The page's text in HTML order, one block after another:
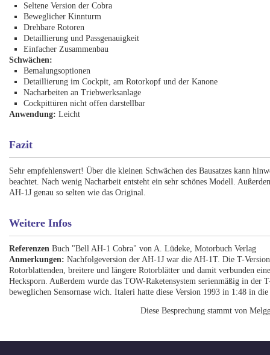
Seltene Version der Cobra
Beweglicher Kinnturm
Drehbare Rotoren
Detaillierung und Passgenauigkeit
Einfacher Zusammenbau
Schwächen:
Bemalungsoptionen
Detaillierung im Cockpit, am Rotorkopf und der Kanone
Nacharbeiten an Triebwerksanlage
Cockpittüren nicht offen darstellbar
Anwendung:Leicht
Fazit
Sehr empfehlenswert! Über die kleinen Schwächen des Bausatzes kann
beachtet. Nach wenig Nacharbeit entsteht ein sehr schönes Modell.
AH-1J genau so selten wie das Original.
Weitere Infos
Referenzen Buch "Bell AH-1 Cobra" von A. Lüdeke, Motorbuch Verlag
Anmerkungen:Nachfolgeversion der AH-1J war die AH-1T. Die T-
Rotorblattenden, breitere und längere Rotorblätter und damit verbunden
Hecksporn. Außerdem wurde das TOW-Raketensystem serienmäßig in
beweglichen Sensornase wich. Italeri hatte diese Version 1993 in 1:48 in
Diese Besprechung stammt von